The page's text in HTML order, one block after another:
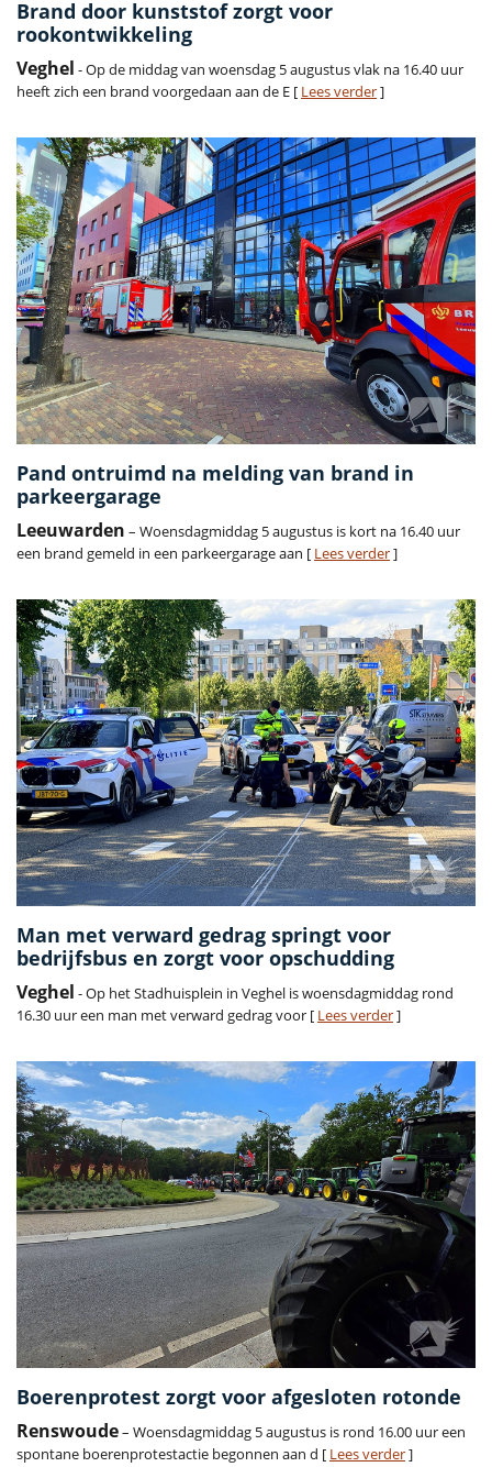
Brand door kunststof zorgt voor
rookontwikkeling
Veghel - Op de middag van woensdag 5 augustus vlak na 16.40 uur
heeft zich een brand voorgedaan aan de E [ Lees verder]
Pand ontruimd na melding van brand in
parkeergarage
Leeuwarden – Woensdagmiddag 5 augustus is kort na 16.40 uur
een brand gemeld in een parkeergarage aan [ Lees verder]
Man met verward gedrag springt voor
bedrijfsbus en zorgt voor opschudding
Veghel - Op het Stadhuisplein in Veghel is woensdagmiddag rond
16.30 uur een man met verward gedrag voor [ Lees verder]
Boerenprotest zorgt voor afgesloten rotonde
Renswoude– Woensdagmiddag 5 augustus is rond 16.00 uur een
spontane boerenprotestactie begonnen aan d [ Lees verder]